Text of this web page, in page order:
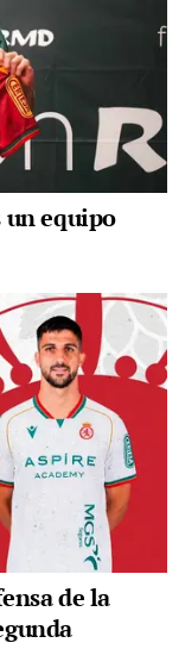
un equipo
de la